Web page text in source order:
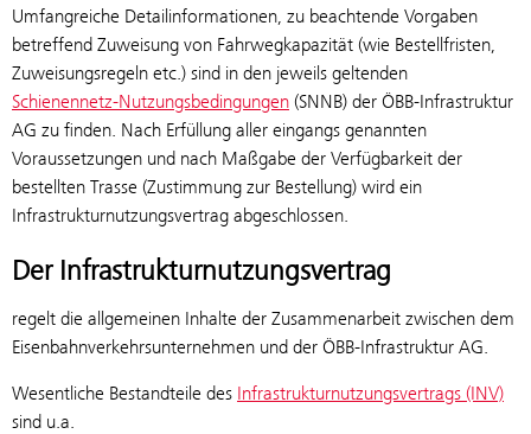
Umfangreiche Detailinformationen, zu beachtende Vorgaben
betreffend Zuweisung von Fahrwegkapazität (wie Bestellfristen,
Zuweisungsregeln etc.) sind in den jeweils geltenden
Schienennetz-Nutzungsbedingungen (SNNB) der ÖBB-Infrastruktur
AG zu finden. Nach Erfüllung aller eingangs genannten
Voraussetzungen und nach Maßgabe der Verfügbarkeit der
bestellten Trasse (Zustimmung zur Bestellung) wird ein
Infrastrukturnutzungsvertrag abgeschlossen.
Der Infrastrukturnutzungsvertrag
regelt die allgemeinen Inhalte der Zusammenarbeit zwischen dem
Eisenbahnverkehrsunternehmen und der ÖBB-Infrastruktur AG.
Wesentliche Bestandteile des Infrastrukturnutzungsvertrags (INV)
sind u.a.